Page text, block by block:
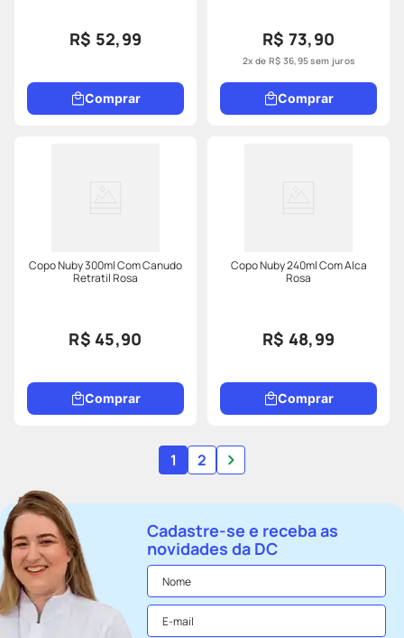
R$ 52,99
Comprar
R$ 73,90
2x de R$ 36,95sem juros
Comprar
Copo Nuby 300ml Com Canudo
Retratil Rosa
R$ 45,90
Comprar
Copo Nuby 240ml Com Alca
Rosa
R$ 48,99
Comprar
1 2
Cadastre-se e receba as
novidades da DC